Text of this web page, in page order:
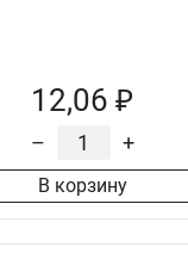
12,06 ₽
– +
В корзину